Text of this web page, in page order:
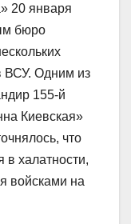
20 января
бюро
ВСУ. Одним из
155-й
Киевская»
что
в халатности,
войсками на